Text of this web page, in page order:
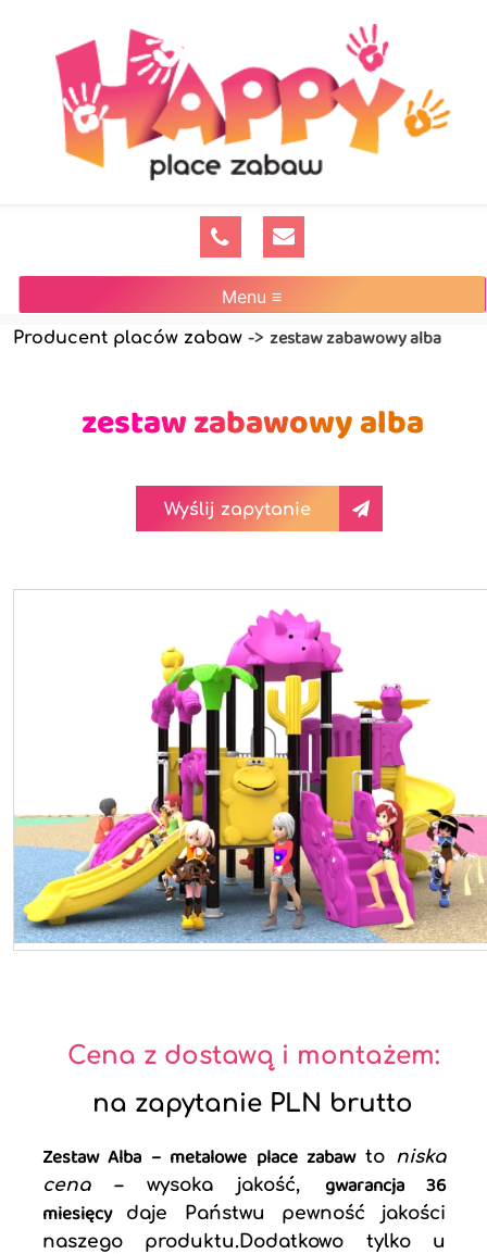
Menu ≡
Producent placów zabaw -> zestaw zabawowy alba
zestaw zabawowy alba
Wyślij zapytanie
Cena z dostawą i montażem:
na zapytanie PLN brutto
Zestaw Alba – metalowe place zabaw toniska
cena – wysoka jakość, gwarancja 36
miesięcy
daje Państwu pewność jakości
naszego produktu.Dodatkowo tylko u